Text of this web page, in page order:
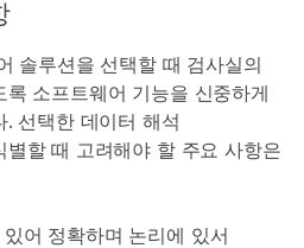
솔루션을 선택할 때 검사실의
소프트웨어 기능을 신중하게
선택한 데이터 해석
할 때 고려해야 할 주요 사항은
어 정확하며 논리에 있서